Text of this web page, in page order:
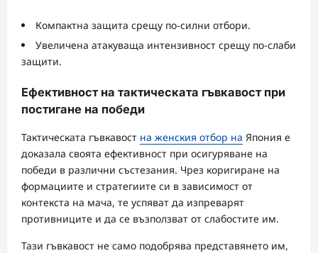
Компактна защита срещу по-силни отбори.
Увеличена атакуваща интензивност срещу по-слаби
защити.
Ефективност на тактическата гъвкавост при
постигане на победи
Тактическата гъвкавост на женския отбор на Япония е
доказала своята ефективност при осигуряване на
победи в различни състезания. Чрез коригиране на
формациите и стратегиите си в зависимост от
контекста на мача, те успяват да изпреварят
противниците и да се възползват от слабостите им.
Тази гъвкавост не само подобрява представянето им,